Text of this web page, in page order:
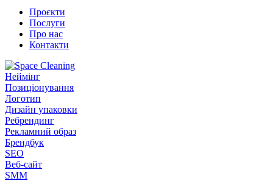
Проєкти
Послуги
Про нас
Контакти
Неймінг
Позиціонування
Логотип
Дизайн упаковки
Ребрендинг
Рекламний образ
Брендбук
SEO
Веб-сайт
SMM